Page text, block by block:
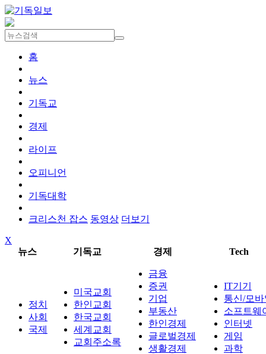
홈
뉴스
기독교
경제
라이프
오피니언
기독대학
크리스천 잡스 동영상 더보기
X
뉴스
기독교 경제 Tech
정치
사회
국제
미국교회
한인교회
한국교회
세계교회
교회주소록
금융
증권
기업
부동산
한인경제
글로벌경제
생활경제
IT기기
통신/모
소프트웨
인터넷
게임
과학